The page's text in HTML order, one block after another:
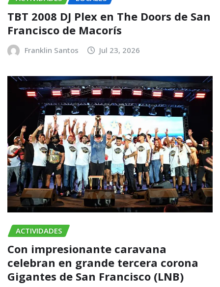
TBT 2008 DJ Plex en The Doors de San
Francisco de Macorís
Franklin Santos Jul 23, 2026
ACTIVIDADES
Con impresionante caravana
celebran en grande tercera corona
Gigantes de San Francisco (LNB)